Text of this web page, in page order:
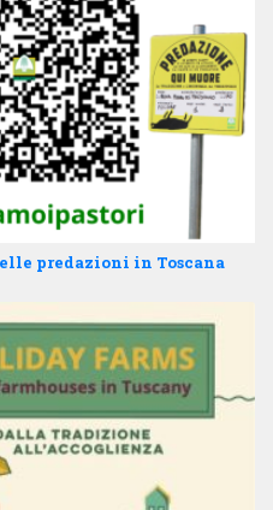
predazioni in Toscana